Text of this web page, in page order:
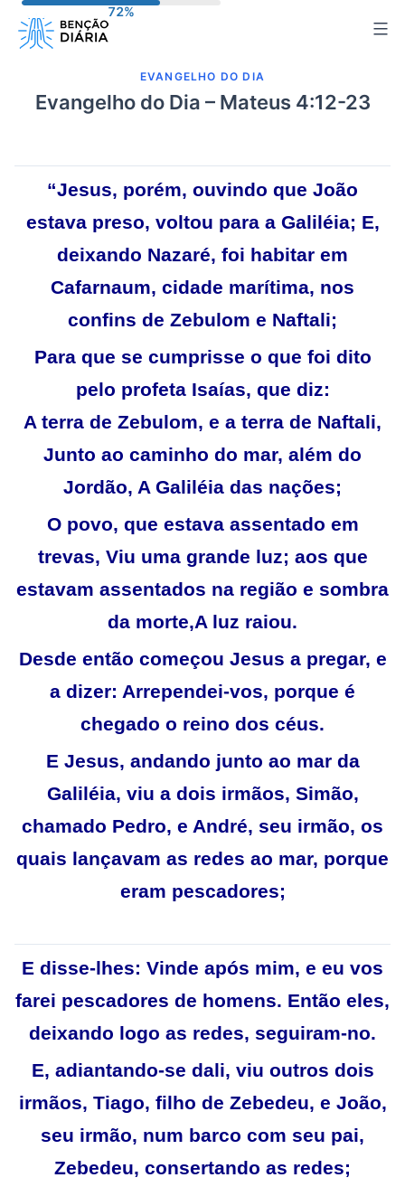
para
conteúdo
EVANGELHO DO DIA
Evangelho do Dia – Mateus 4:12-23
“Jesus, porém, ouvindo que João
estava preso, voltou para a Galiléia; E,
deixando Nazaré, foi habitar em
Cafarnaum, cidade marítima, nos
confins de Zebulom e Naftali;
Para que se cumprisse o que foi dito
pelo profeta Isaías, que diz:
A terra de Zebulom, e a terra de Naftali,
Junto ao caminho do mar, além do
Jordão, A Galiléia das nações;
O povo, que estava assentado em
trevas, Viu uma grande luz; aos que
estavam assentados na região e sombra
da morte,A luz raiou.
Desde então começou Jesus a pregar, e
a dizer: Arrependei-vos, porque é
chegado o reino dos céus.
E Jesus, andando junto ao mar da
Galiléia, viu a dois irmãos, Simão,
chamado Pedro, e André, seu irmão, os
quais lançavam as redes ao mar, porque
eram pescadores;
E disse-lhes: Vinde após mim, e eu vos
farei pescadores de homens. Então eles,
deixando logo as redes, seguiram-no.
E, adiantando-se dali, viu outros dois
irmãos, Tiago, filho de Zebedeu, e João,
seu irmão, num barco com seu pai,
Zebedeu, consertando as redes;